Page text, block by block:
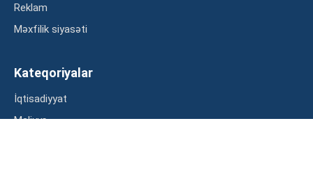
Reklam
Məxfilik siyasəti
Kateqoriyalar
İqtisadiyyat
Maliyyə